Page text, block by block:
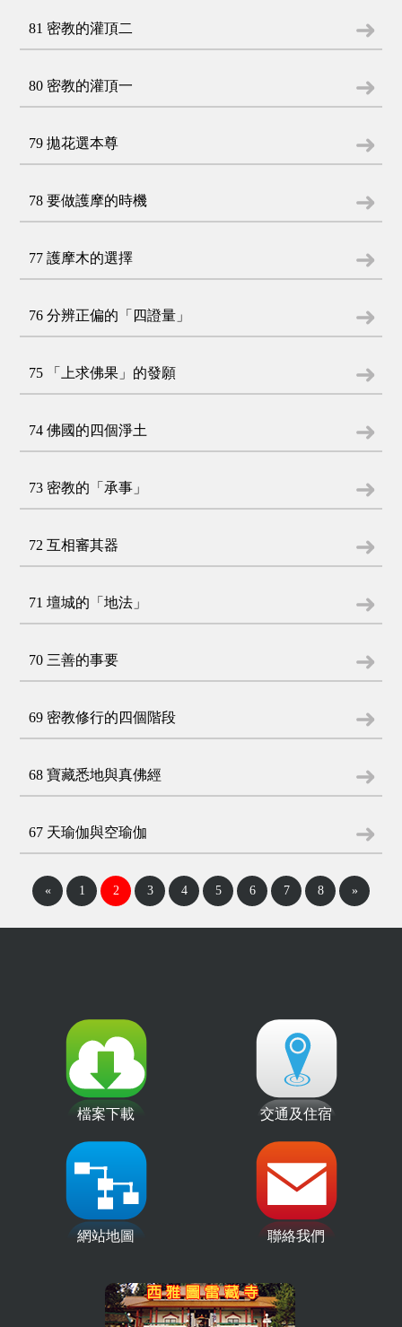
81 密教的灌頂二
80 密教的灌頂一
79 拋花選本尊
78 要做護摩的時機
77 護摩木的選擇
76 分辨正偏的「四證量」
75 「上求佛果」的發願
74 佛國的四個淨土
73 密教的「承事」
72 互相審其器
71 壇城的「地法」
70 三善的事要
69 密教修行的四個階段
68 寶藏悉地與真佛經
67 天瑜伽與空瑜伽
« 1 2 3 4 5 6 7 8 »
檔案下載 交通及住宿
網站地圖 聯絡我們